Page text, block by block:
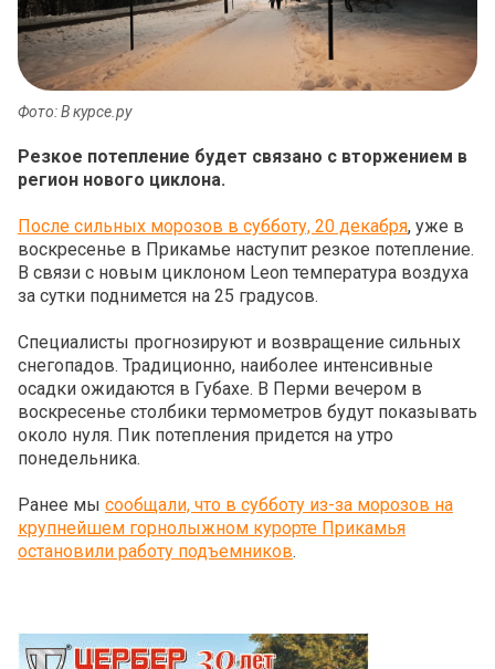
Фото: В курсе.ру
Резкое потепление будет связано с вторжением в
регион нового циклона.
После сильных морозов в субботу, 20 декабря, уже в
воскресенье в Прикамье наступит резкое потепление.
В связи с новым циклоном Leon температура воздуха
за сутки поднимется на 25 градусов.
Специалисты прогнозируют и возвращение сильных
снегопадов. Традиционно, наиболее интенсивные
осадки ожидаются в Губахе. В Перми вечером в
воскресенье столбики термометров будут показывать
около нуля. Пик потепления придется на утро
понедельника.
Ранее мы сообщали, что в субботу из-за морозов на
крупнейшем горнолыжном курорте Прикамья
остановили работу подъемников.